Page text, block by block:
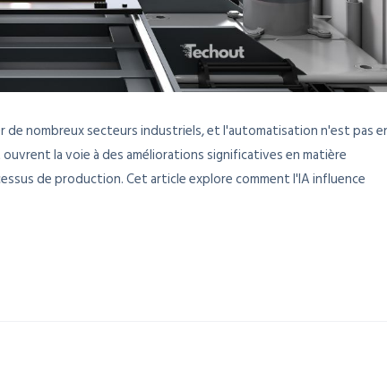
nombreux secteurs industriels, et l'automatisation n'est pas
la voie à des améliorations significatives en matière
de production. Cet article explore comment l'IA influence